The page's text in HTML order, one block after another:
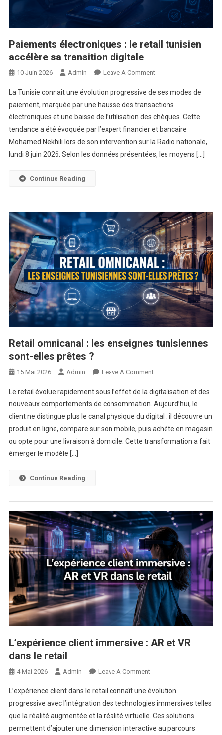
Paiements électroniques : le retail tunisien
accélère sa transition digitale
10 Juin 2026 Admin Leave A CommentOn
Électroniques
:
Le
Retail
Tunisien
Accélère
La Tunisie connaît une évolution progressive de ses modes de
paiement, marquée par une hausse des transactions
électroniques et une baisse de l’utilisation des chèques. Cette
tendance a été évoquée par l’expert financier et bancaire
Mohamed Nekhili lors de son intervention sur la Radio nationale,
lundi 8 juin 2026. Selon les données présentées, les moyens […]
Continue Reading
Retail omnicanal : les enseignes tunisiennes
sont-elles prêtes ?
15 Mai 2026 Admin Leave A CommentOn
Omnicanal
:
Les
Enseignes
Tunisiennes
Le retail évolue rapidement sous l’effet de la digitalisation et des
nouveaux comportements de consommation. Aujourd’hui, le
client ne distingue plus le canal physique du digital : il découvre un
produit en ligne, compare sur son mobile, puis achète en magasin
ou opte pour une livraison à domicile. Cette transformation a fait
émerger le modèle […]
Continue Reading
L’expérience client immersive : AR et VR
dans le retail
4 Mai 2026 Admin Leave A CommentOn
Client
Immersive
:
AR
L’expérience client dans le retail connaît une évolution
progressive avec l’intégration des technologies immersives telles
que la réalité augmentée et la réalité virtuelle. Ces solutions
permettent d’ajouter une dimension interactive au parcours